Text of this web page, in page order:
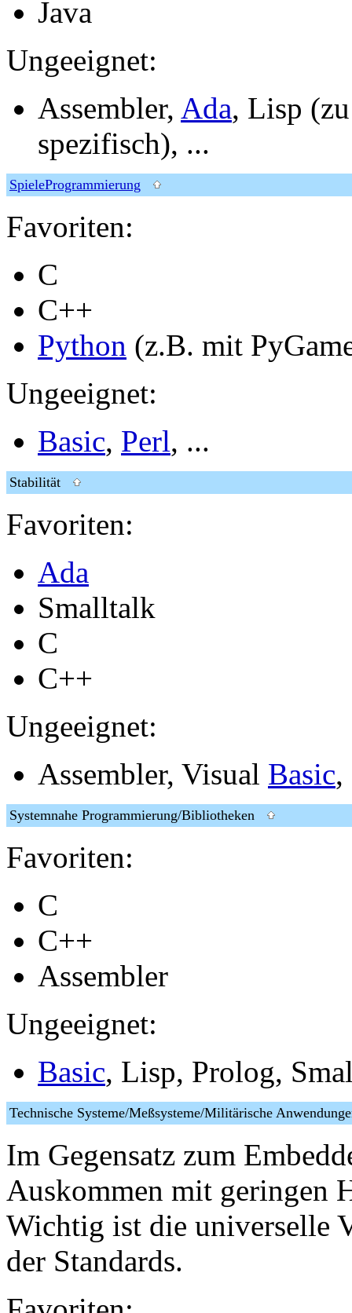
Java
Ungeeignet:
Assembler, Ada, Lisp
spezifisch), ...
SpieleProgrammierung
Favoriten:
C
C++
Python (z.B. mit
Ungeeignet:
Basic, Perl, ...
Stabilität
Favoriten:
Ada
Smalltalk
C
C++
Ungeeignet:
Assembler, Visual Basic,
Systemnahe Programmierung/Bibliotheken
Favoriten:
C
C++
Assembler
Ungeeignet:
Basic, Lisp, Prolog,
Technische Systeme/Meßsysteme/Militärische
Im Gegensatz zum
Auskommen mit geringen
Wichtig ist die universelle
der Standards.